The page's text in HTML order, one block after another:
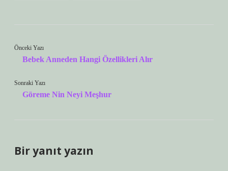
Önceki Yazı
Bebek Anneden Hangi Özellikleri Alır
Sonraki Yazı
Göreme Nin Neyi Meşhur
Bir yanıt yazın